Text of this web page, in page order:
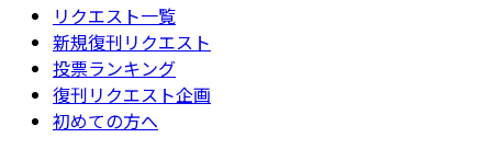
リクエスト一覧
新規復刊リクエスト
投票ランキング
復刊リクエスト企画
初めての方へ